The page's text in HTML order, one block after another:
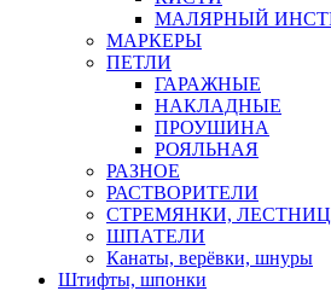
МАЛЯРНЫЙ
МАРКЕРЫ
ПЕТЛИ
ГАРАЖНЫЕ
НАКЛАДНЫЕ
ПРОУШИНА
РОЯЛЬНАЯ
РАЗНОЕ
РАСТВОРИТЕЛИ
СТРЕМЯНКИ,
ШПАТЕЛИ
Канаты, верёвки, шнуры
Штифты, шпонки